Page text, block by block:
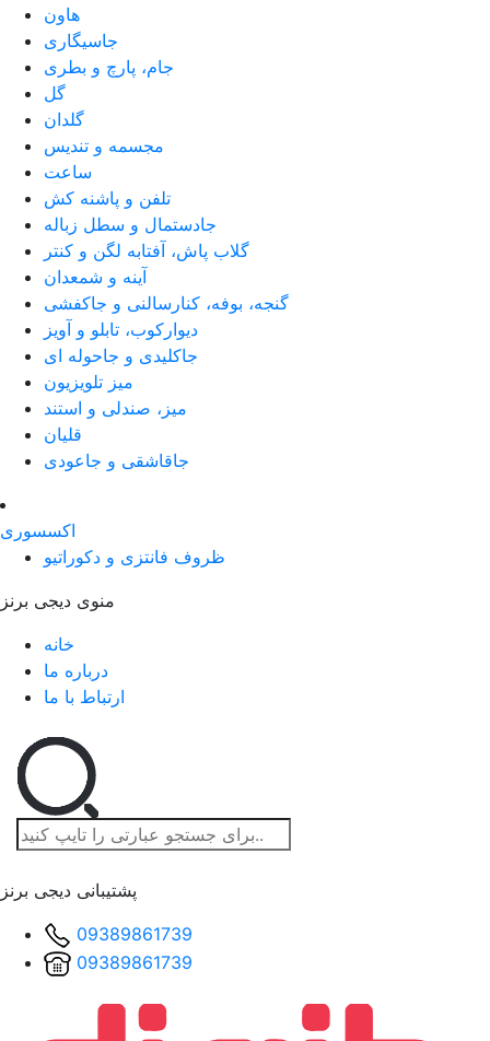
هاون
جاسیگاری
جام، پارچ و بطری
گل
گلدان
مجسمه و تندیس
ساعت
تلفن و پاشنه کش
جادستمال و سطل زباله
گلاب پاش، آفتابه لگن و کنتر
آینه و شمعدان
گنجه، بوفه، کنارسالنی و جاکفشی
دیوارکوب، تابلو و آویز
جاکلیدی و جاحوله ای
میز تلویزیون
میز، صندلی و استند
قلیان
جاقاشقی و جاعودی
اکسسوری
ظروف فانتزی و دکوراتیو
منوی دیجی برنز
خانه
درباره ما
ارتباط با ما
پشتیبانی دیجی برنز
09389861739
09389861739